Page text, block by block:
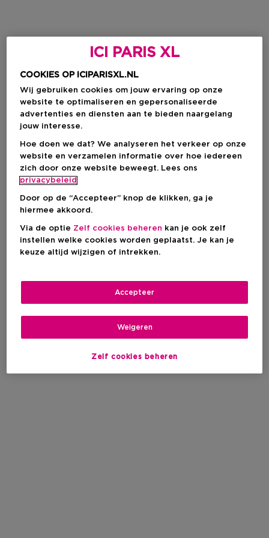
ICI PARIS XL
COOKIES OP ICIPARISXL.NL
Wij gebruiken cookies om jouw ervaring op onze
website te optimaliseren en gepersonaliseerde
advertenties en diensten aan te bieden naargelang
jouw interesse.
Hoe doen we dat? We analyseren het verkeer op onze
website en verzamelen informatie over hoe iedereen
zich door onze website beweegt. Lees ons
privacybeleid
Door op de “Accepteer” knop de klikken, ga je
hiermee akkoord.
Via de optie Zelf cookies beheren kan je ook zelf
instellen welke cookies worden geplaatst. Je kan je
keuze altijd wijzigen of intrekken.
Zelf cookies beheren
Weigeren
Accepteer